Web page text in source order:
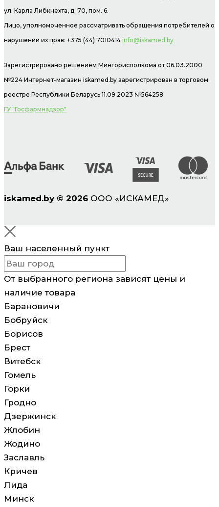
ул. Карла Либкнехта, д. 70, пом. 6.
Лицо, уполномоченное рассматривать обращения потребителей о
нарушении их прав: +375 (44) 7010414 info@iskamed.by
Зарегистрировано решением Мингорисполкома от 06.03.2000
№224 Интернет-магазин iskamed.by зарегистрирован в торговом
реестре Республики Беларусь 11.09.2023 №564258
ГУ "Госфармнадзор"
iskamed.by © 2026 ООО «ИСКАМЕД»
Ваш населенный пункт
От выбранного региона зависят цены и
наличие товара
Барановичи
Бобруйск
Борисов
Брест
Витебск
Гомель
Горки
Гродно
Дзержинск
Жлобин
Жодино
Заславль
Кричев
Лида
Минск